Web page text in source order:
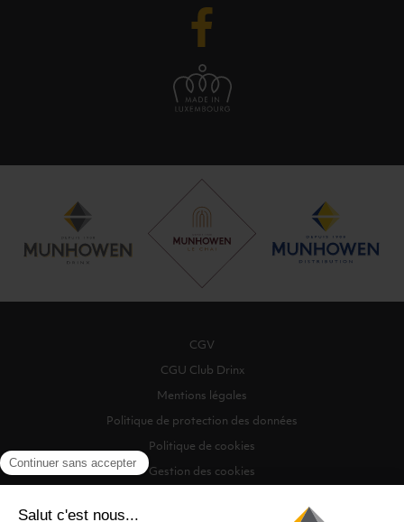
CGV
CGU Club Drinx
Mentions légales
Politique de protection des données
Politique de cookies
Gestion des cookies